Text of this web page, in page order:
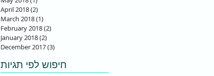
April 2018(2)
March 2018(1)
February 2018(2)
January 2018(2)
December 2017(3)
חיפוש לפי תגיות